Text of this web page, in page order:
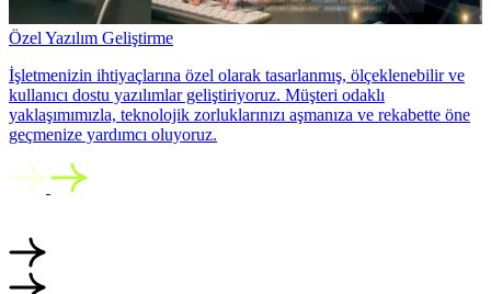
Özel Yazılım Geliştirme
İşletmenizin ihtiyaçlarına özel olarak tasarlanmış, ölçeklenebilir ve
kullanıcı dostu yazılımlar geliştiriyoruz. Müşteri odaklı
yaklaşımımızla, teknolojik zorluklarınızı aşmanıza ve rekabette öne
geçmenize yardımcı oluyoruz.